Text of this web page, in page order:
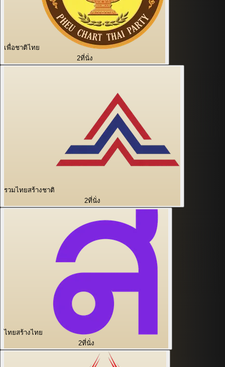
เพื่อชาติไทย
2ที่นั่ง
รวมไทยสร้างชาติ
2ที่นั่ง
ไทยสร้างไทย
2ที่นั่ง